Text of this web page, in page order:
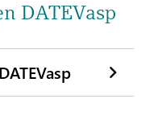
DATEVasp